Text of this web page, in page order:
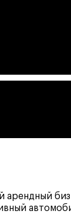
арендный